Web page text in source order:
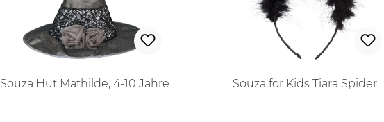
Souza Hut Mathilde, 4-10 Jahre Souza for Kids Tiara Spider